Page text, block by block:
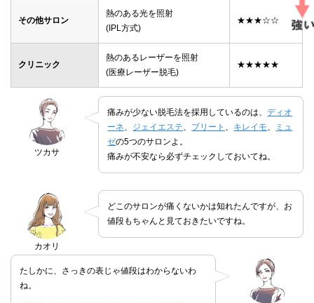
その他サロン
熱のある光を照射
(IPL方式)
★★★☆☆
クリニック
熱のあるレーザーを照射
(医療レーザー脱毛)
★★★★★
ツカサ
痛みが少ない脱毛法を採用しているのは、ディオ
ーネ、 ジェイエステ、 プリート 、 キレイモ、
ミュ
ゼの5つのサロンよ。
痛みが不安なら必ずチェックしておいてね。
カオリ
どこのサロンが痛くないかは知れたんですが、お
値段もちゃんと見ておきたいですね。
たしかに、さっきの表じゃ値段はわからないわ
ね。